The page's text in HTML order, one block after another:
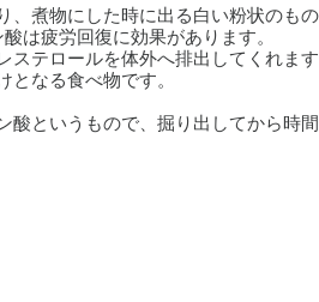
煮物にした時に出る白い粉状のも
は疲労回復に効果があります。
テロールを体外へ排出してくれます
なる食べ物です。
というもので、掘り出してから時